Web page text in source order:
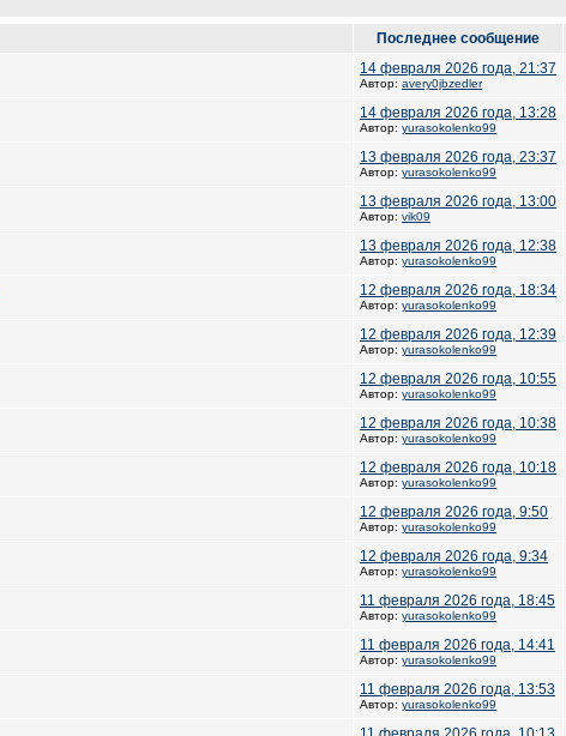
Последнее сообщение
14 февраля 2026 года, 21:37
Автор: avery0jbzedler
14 февраля 2026 года, 13:28
Автор: yurasokolenko99
13 февраля 2026 года, 23:37
Автор: yurasokolenko99
13 февраля 2026 года, 13:00
Автор: vik09
13 февраля 2026 года, 12:38
Автор: yurasokolenko99
12 февраля 2026 года, 18:34
Автор: yurasokolenko99
12 февраля 2026 года, 12:39
Автор: yurasokolenko99
12 февраля 2026 года, 10:55
Автор: yurasokolenko99
12 февраля 2026 года, 10:38
Автор: yurasokolenko99
12 февраля 2026 года, 10:18
Автор: yurasokolenko99
12 февраля 2026 года, 9:50
Автор: yurasokolenko99
12 февраля 2026 года, 9:34
Автор: yurasokolenko99
11 февраля 2026 года, 18:45
Автор: yurasokolenko99
11 февраля 2026 года, 14:41
Автор: yurasokolenko99
11 февраля 2026 года, 13:53
Автор: yurasokolenko99